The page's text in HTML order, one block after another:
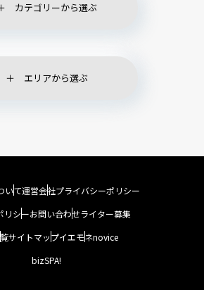
カテゴリーから選ぶ
エリアから選ぶ
いて運営会社プライバシーポリシー
リシーお問い合わせライター募集
サイトマップイエモネnovice
bizSPA!